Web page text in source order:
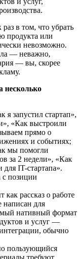
в том, что убрать
продукта или
невозможно.
— неважно,
— вы, скорее
несколько
я запустил стартап»,
«Как выстроили
прямо о
и событиях;
мы помогли
за 2 недели», «Как
IT-стартапа».
с позиции
как рассказ о работе
написан для
нативный формат
и услуг —
обычно
пользующийся
требуют